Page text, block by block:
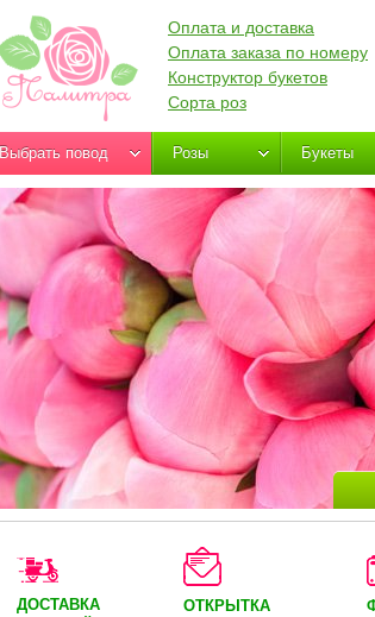
Оплата и доставка
Оплата заказа по номеру
Конструктор букетов
Сорта роз
Выбрать повод Розы Букеты
ДОСТАВКА
ОТКРЫТКА